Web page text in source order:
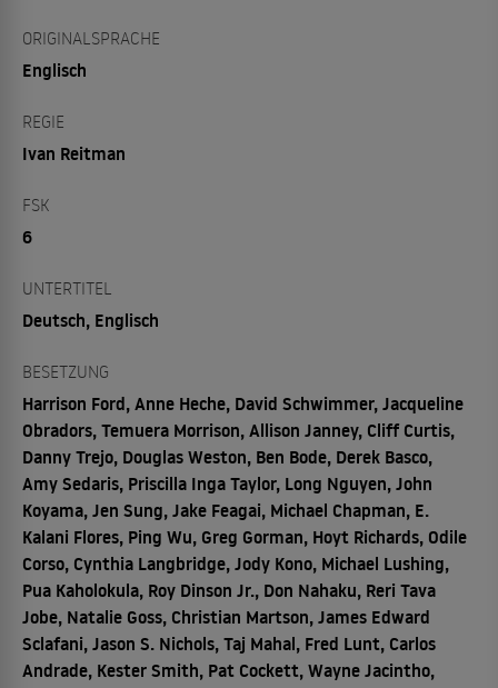
ORIGINALSPRACHE
Englisch
REGIE
Ivan Reitman
FSK
6
UNTERTITEL
Deutsch, Englisch
BESETZUNG
Harrison Ford, Anne Heche, David Schwimmer, Jacqueline
Obradors, Temuera Morrison, Allison Janney, Cliff Curtis,
Danny Trejo, Douglas Weston, Ben Bode, Derek Basco,
Amy Sedaris, Priscilla Inga Taylor, Long Nguyen, John
Koyama, Jen Sung, Jake Feagai, Michael Chapman, E.
Kalani Flores, Ping Wu, Greg Gorman, Hoyt Richards, Odile
Corso, Cynthia Langbridge, Jody Kono, Michael Lushing,
Pua Kaholokula, Roy Dinson Jr., Don Nahaku, Reri Tava
Jobe, Natalie Goss, Christian Martson, James Edward
Sclafani, Jason S. Nichols, Taj Mahal, Fred Lunt, Carlos
Andrade, Kester Smith, Pat Cockett, Wayne Jacintho,